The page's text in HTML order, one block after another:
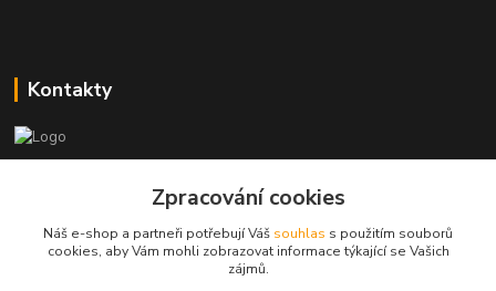
Kontakty
+420773237626
popisekhk@gmail.com
Zpracování cookies
Náš e-shop a partneři potřebují Váš souhlas s použitím souborů
cookies, aby Vám mohli zobrazovat informace týkající se Vašich
zájmů.